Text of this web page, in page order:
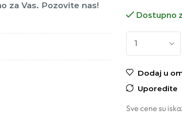
za Vas. Pozovite nas!
Dostupno
Dodaj u
Uporedite
Sve cene su